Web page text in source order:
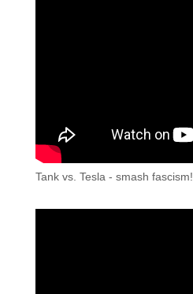
Tank vs. Tesla - smash fascism!